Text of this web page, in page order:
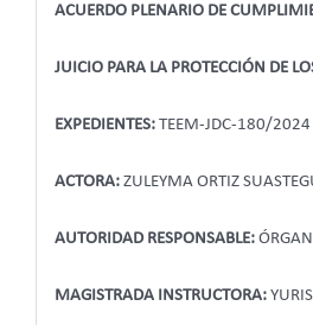
ACUERDO PLENARIO DE
JUICIO PARA LA PROTECCIÓN DE
EXPEDIENTES: TEEM-JDC-180/2024
ACTORA: ZULEYMA ORTIZ
AUTORIDAD RESPONSABLE:
MAGISTRADA INSTRUCTORA: